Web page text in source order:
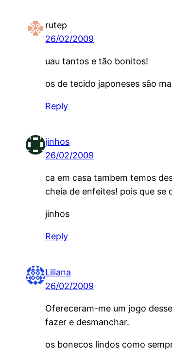
rutep
26/02/2009
uau tantos e tão bonitos!
os de tecido japoneses são
Reply
jinhos
26/02/2009
ca em casa tambem temos
cheia de enfeites! pois que se
jinhos
Reply
Liliana
26/02/2009
Ofereceram-me um jogo
fazer e desmanchar.
os bonecos lindos como